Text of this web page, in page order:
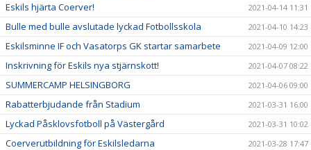
Eskils hjärta Coerver! 2021-04-14 11:31
Bulle med bulle avslutade lyckad Fotbollsskola 2021-04-10 14:23
Eskilsminne IF och Vasatorps GK startar samarbete 2021-04-09 12:00
Inskrivning för Eskils nya stjärnskott! 2021-04-07 08:22
SUMMERCAMP HELSINGBORG 2021-04-06 09:00
Rabatterbjudande från Stadium 2021-03-31 16:00
Lyckad Påsklovsfotboll på Västergård 2021-03-31 10:02
Coerverutbildning för Eskilsledarna 2021-03-28 17:47